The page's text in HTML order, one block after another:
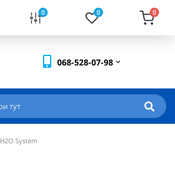
0 0 0
068-528-07-98
H2O System